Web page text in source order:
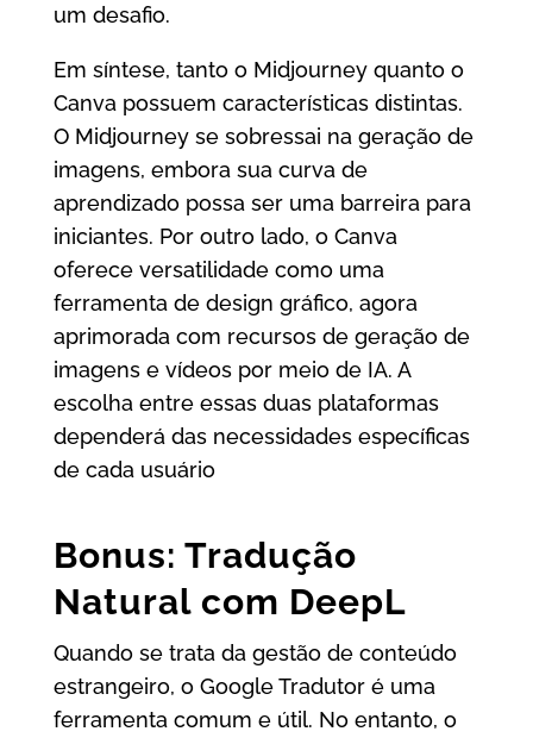
um desafio.
Em síntese, tanto o Midjourney quanto o
Canva possuem características distintas.
O Midjourney se sobressai na geração de
imagens, embora sua curva de
aprendizado possa ser uma barreira para
iniciantes. Por outro lado, o Canva
oferece versatilidade como uma
ferramenta de design gráfico, agora
aprimorada com recursos de geração de
imagens e vídeos por meio de IA. A
escolha entre essas duas plataformas
dependerá das necessidades específicas
de cada usuário
Bonus: Tradução
Natural com DeepL
Quando se trata da gestão de conteúdo
estrangeiro, o Google Tradutor é uma
ferramenta comum e útil. No entanto, o